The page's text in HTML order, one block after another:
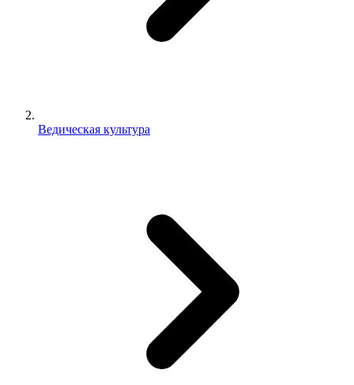
Ведическая культура